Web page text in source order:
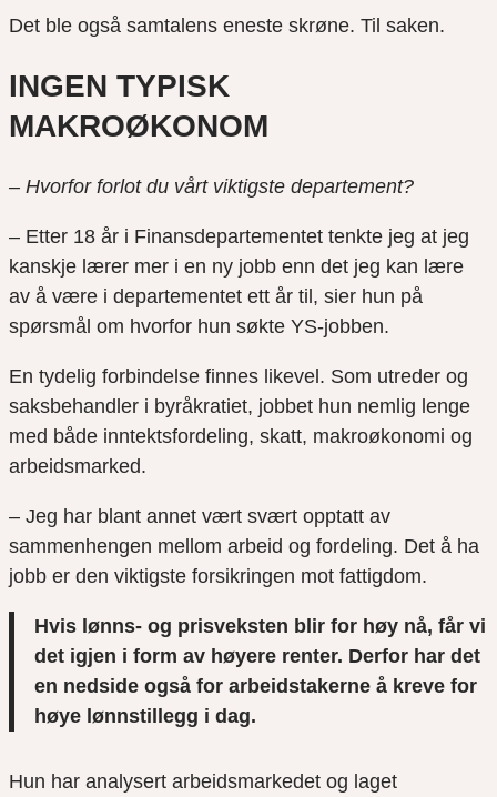
Det ble også samtalens eneste skrøne. Til saken.
INGEN TYPISK
MAKROØKONOM
– Hvorfor forlot du vårt viktigste departement?
– Etter 18 år i Finansdepartementet tenkte jeg at jeg
kanskje lærer mer i en ny jobb enn det jeg kan lære
av å være i departementet ett år til, sier hun på
spørsmål om hvorfor hun søkte YS-jobben.
En tydelig forbindelse finnes likevel. Som utreder og
saksbehandler i byråkratiet, jobbet hun nemlig lenge
med både inntektsfordeling, skatt, makroøkonomi og
arbeidsmarked.
– Jeg har blant annet vært svært opptatt av
sammenhengen mellom arbeid og fordeling. Det å ha
jobb er den viktigste forsikringen mot fattigdom.
Hvis lønns- og prisveksten blir for høy nå, får vi
det igjen i form av høyere renter. Derfor har det
en nedside også for arbeidstakerne å kreve for
høye lønnstillegg i dag.
Hun har analysert arbeidsmarkedet og laget